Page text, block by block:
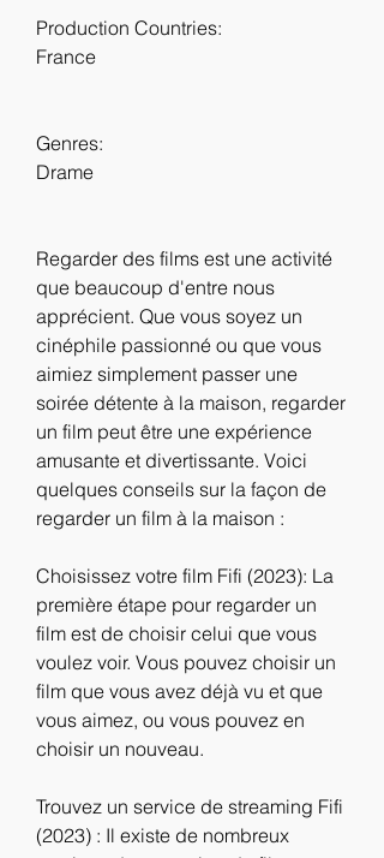
Production Countries:
France
Genres:
Drame
Regarder des films est une activité
que beaucoup d'entre nous
apprécient. Que vous soyez un
cinéphile passionné ou que vous
aimiez simplement passer une
soirée détente à la maison, regarder
un film peut être une expérience
amusante et divertissante. Voici
quelques conseils sur la façon de
regarder un film à la maison :
Choisissez votre film Fifi (2023): La
première étape pour regarder un
film est de choisir celui que vous
voulez voir. Vous pouvez choisir un
film que vous avez déjà vu et que
vous aimez, ou vous pouvez en
choisir un nouveau.
Trouvez un service de streaming Fifi
(2023) : Il existe de nombreux